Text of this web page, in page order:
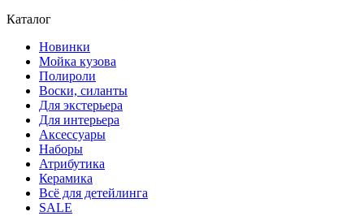
Каталог
Новинки
Мойка кузова
Полироли
Воски, силанты
Для экстерьера
Для интерьера
Аксессуары
Наборы
Атрибутика
Керамика
Всё для детейлинга
SALE